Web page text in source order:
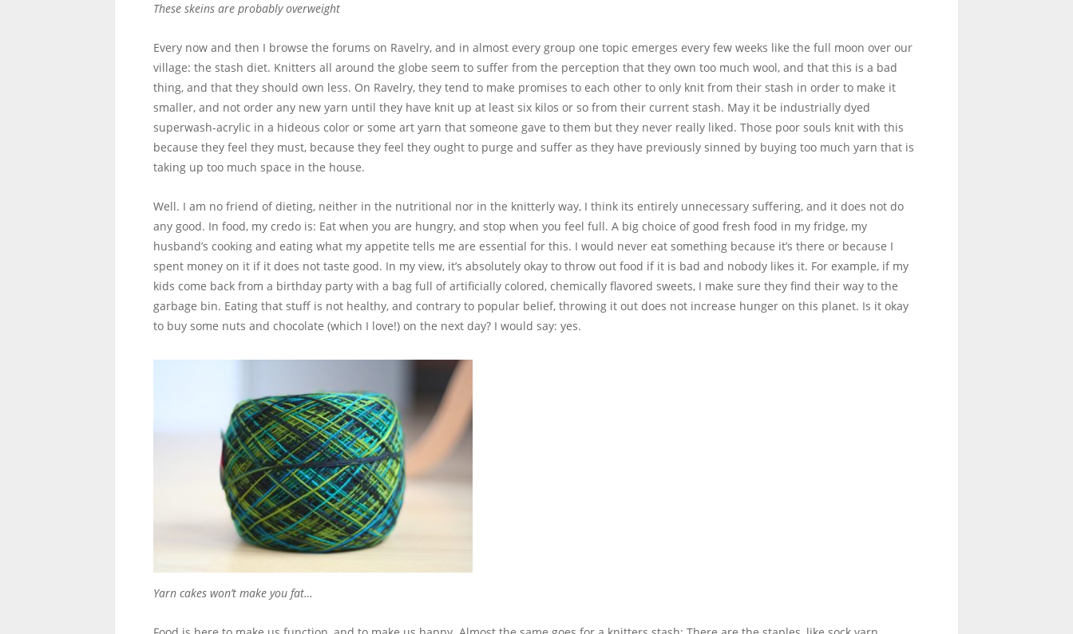
These skeins are probably overweight
Every now and then I browse the forums on Ravelry, and in almost every group one topic emerges every few weeks like the full moon over our
village: the stash diet. Knitters all around the globe seem to suffer from the perception that they own too much wool, and that this is a bad
thing, and that they should own less. On Ravelry, they tend to make promises to each other to only knit from their stash in order to make it
smaller, and not order any new yarn until they have knit up at least six kilos or so from their current stash. May it be industrially dyed
superwash-acrylic in a hideous color or some art yarn that someone gave to them but they never really liked. Those poor souls knit with this
because they feel they must, because they feel they ought to purge and suffer as they have previously sinned by buying too much yarn that is
taking up too much space in the house.
Well. I am no friend of dieting, neither in the nutritional nor in the knitterly way, I think its entirely unnecessary suffering, and it does not do
any good. In food, my credo is: Eat when you are hungry, and stop when you feel full. A big choice of good fresh food in my fridge, my
husband’s cooking and eating what my appetite tells me are essential for this. I would never eat something because it’s there or because I
spent money on it if it does not taste good. In my view, it’s absolutely okay to throw out food if it is bad and nobody likes it. For example, if my
kids come back from a birthday party with a bag full of artificially colored, chemically flavored sweets, I make sure they find their way to the
garbage bin. Eating that stuff is not healthy, and contrary to popular belief, throwing it out does not increase hunger on this planet. Is it okay
to buy some nuts and chocolate (which I love!) on the next day? I would say: yes.
Yarn cakes won’t make you fat…